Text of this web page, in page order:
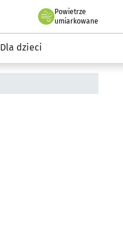
Powietrze
we Wrocławiu
umiarkowane
Dla dzieci